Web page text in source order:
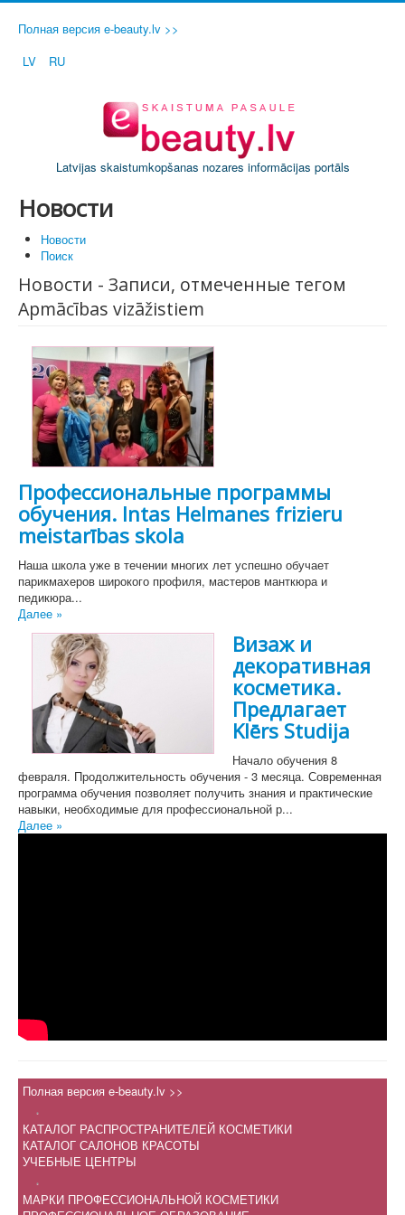
Полная версия e-beauty.lv >>
LV
RU
Latvijas skaistumkopšanas nozares informācijas portāls
Новости
Новости
Поиск
Новости - Записи, отмеченные тегом
Apmācības vizāžistiem
Профессиональные программы
обучения. Intas Helmanes frizieru
meistarības skola
Наша школа уже в течении многих лет успешно обучает
парикмахеров широкого профиля, мастеров манткюра и
педикюра...
Далее »
Визаж и
декоративная
косметика.
Предлагает
Klērs Studija
Начало обучения 8
февраля. Продолжительность обучения - 3 месяца. Современная
программа обучения позволяет получить знания и практические
навыки, необходимые для профессиональной р...
Далее »
Полная версия e-beauty.lv >>
.
КАТАЛОГ РАСПРОСТРАНИТЕЛЕЙ КОСМЕТИКИ
КАТАЛОГ САЛОНОВ КРАСОТЫ
УЧЕБНЫЕ ЦЕНТРЫ
.
МАРКИ ПРОФЕССИОНАЛЬНОЙ КОСМЕТИКИ